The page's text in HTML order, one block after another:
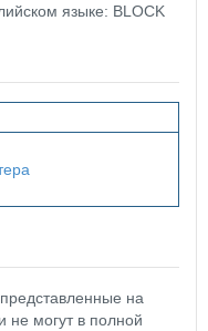
языке: BLOCK
на
не могут в полной